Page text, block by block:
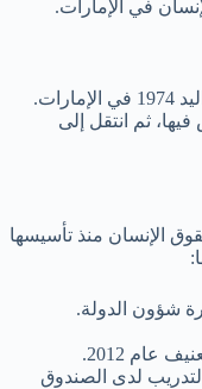
في الإمارات.
يبلغ عمر مقصود حوالي 47 عامًا فهو من مواليد 1974 في الإمارات.
ثم انتقل إلى
الإنسان منذ تأسيسها
شؤون الدولة.
عام 2012.
لدى الصندوق